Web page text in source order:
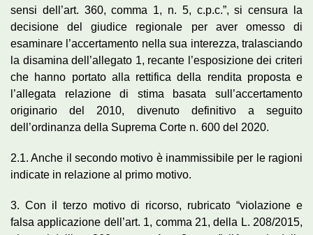
sensi dell’art. 360, comma 1, n. 5, c.p.c.”, si censura la
decisione del giudice regionale per aver omesso di
esaminare l’accertamento nella sua interezza, tralasciando
la disamina dell’allegato 1, recante l’esposizione dei criteri
che hanno portato alla rettifica della rendita proposta e
l’allegata relazione di stima basata sull’accertamento
originario del 2010, divenuto definitivo a seguito
dell’ordinanza della Suprema Corte n. 600 del 2020.
2.1. Anche il secondo motivo è inammissibile per le ragioni
indicate in relazione al primo motivo.
3. Con il terzo motivo di ricorso, rubricato “violazione e
falsa applicazione dell’art. 1, comma 21, della L. 208/2015,